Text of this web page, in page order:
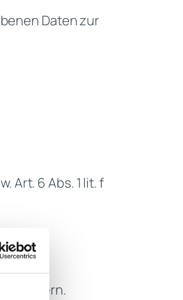
Daten zur
Art. 6 Abs. 1 lit. f